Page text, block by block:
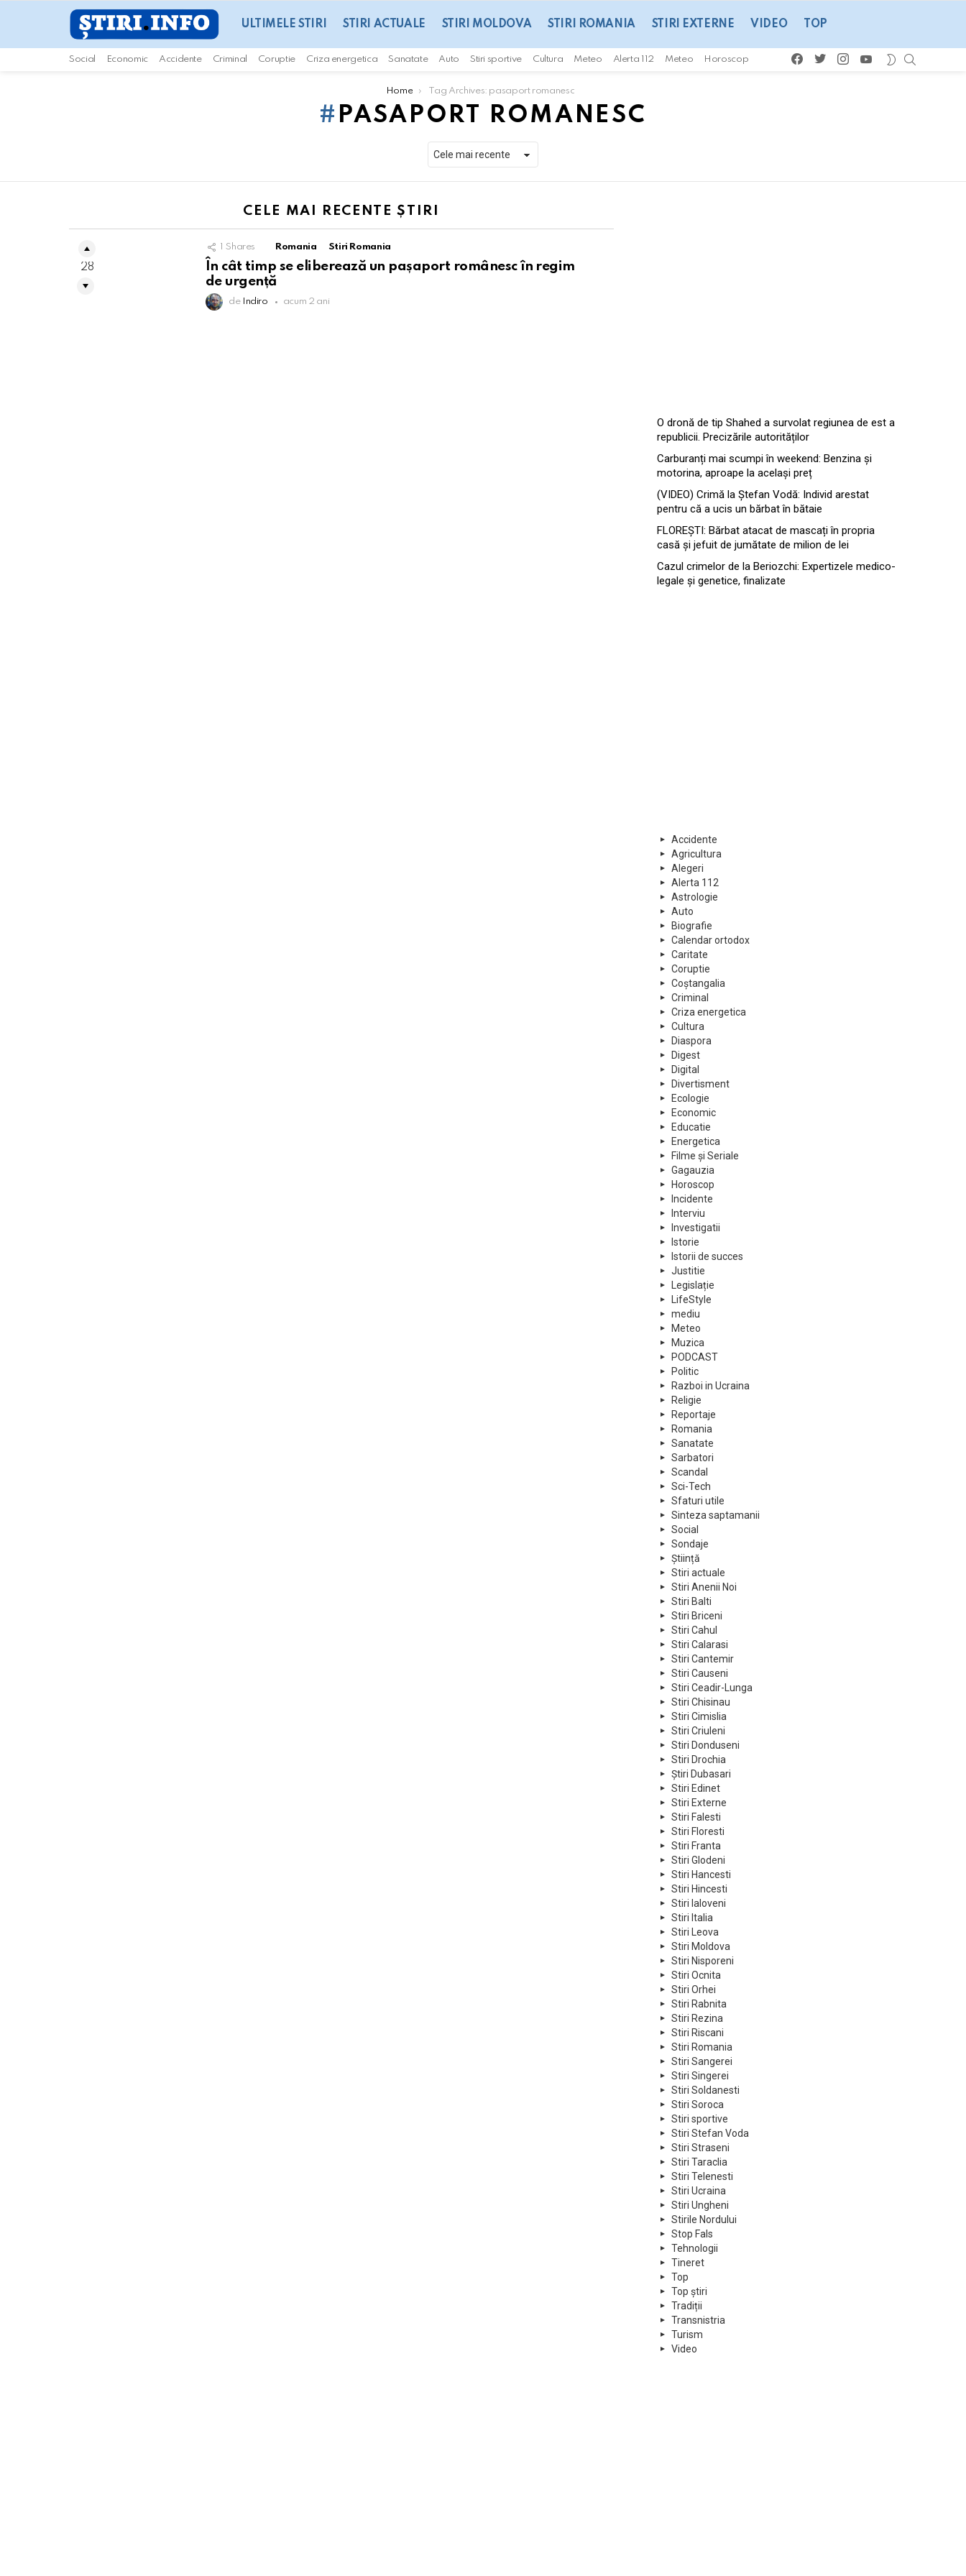
ULTIMELE STIRI STIRI ACTUALE STIRI MOLDOVA STIRI ROMANIA STIRI EXTERNE VIDEO TOP
Social Economic Accidente Criminal Coruptie Criza energetica Sanatate Auto Stiri sportive Cultura Meteo Alerta 112 Meteo Horoscop
facebooktwitterinstagramyoutube SWITCH
Home Tag Archives: pasaport romanesc
PASAPORT ROMANESC
CELE MAI RECENTE ȘTIRI
Shares Romania Stiri Romania
În cât timp se eliberează un pașaport românesc în regim
de urgență
de Indiro acum 2 ani
28
O dronă de tip Shahed a survolat regiunea de est a
republicii. Precizările autorităților
Carburanți mai scumpi în weekend: Benzina și
motorina, aproape la același preț
(VIDEO) Crimă la Ștefan Vodă: Individ arestat
pentru că a ucis un bărbat în bătaie
FLOREȘTI: Bărbat atacat de mascați în propria
casă și jefuit de jumătate de milion de lei
Cazul crimelor de la Beriozchi: Expertizele medico-
legale și genetice, finalizate
Accidente
Agricultura
Alegeri
Alerta 112
Astrologie
Auto
Biografie
Calendar ortodox
Caritate
Coruptie
Coștangalia
Criminal
Criza energetica
Cultura
Diaspora
Digest
Digital
Divertisment
Ecologie
Economic
Educatie
Energetica
Filme și Seriale
Gagauzia
Horoscop
Incidente
Interviu
Investigatii
Istorie
Istorii de succes
Justitie
Legislație
LifeStyle
mediu
Meteo
Muzica
PODCAST
Politic
Razboi in Ucraina
Religie
Reportaje
Romania
Sanatate
Sarbatori
Scandal
Sci-Tech
Sfaturi utile
Sinteza saptamanii
Social
Sondaje
Știință
Stiri actuale
Stiri Anenii Noi
Stiri Balti
Stiri Briceni
Stiri Cahul
Stiri Calarasi
Stiri Cantemir
Stiri Causeni
Stiri Ceadir-Lunga
Stiri Chisinau
Stiri Cimislia
Stiri Criuleni
Stiri Donduseni
Stiri Drochia
Știri Dubasari
Stiri Edinet
Stiri Externe
Stiri Falesti
Stiri Floresti
Stiri Franta
Stiri Glodeni
Stiri Hancesti
Stiri Hincesti
Stiri Ialoveni
Stiri Italia
Stiri Leova
Stiri Moldova
Stiri Nisporeni
Stiri Ocnita
Stiri Orhei
Stiri Rabnita
Stiri Rezina
Stiri Riscani
Stiri Romania
Stiri Sangerei
Stiri Singerei
Stiri Soldanesti
Stiri Soroca
Stiri sportive
Stiri Stefan Voda
Stiri Straseni
Stiri Taraclia
Stiri Telenesti
Stiri Ucraina
Stiri Ungheni
Stirile Nordului
Stop Fals
Tehnologii
Tineret
Top
Top știri
Tradiții
Transnistria
Turism
Video